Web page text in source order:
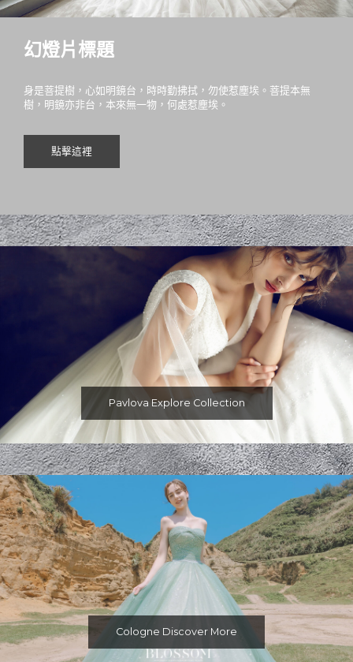
幻燈片標題
身是菩提樹，心如明鏡台，時時勤拂拭，勿使惹塵埃。菩提本無
樹，明鏡亦非台，本來無一物，何處惹塵埃。
點擊這裡
Pavlova Explore Collection
Cologne Discover More